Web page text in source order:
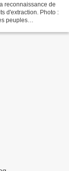
reconnaissance de
d'extraction. Photo :
peuples